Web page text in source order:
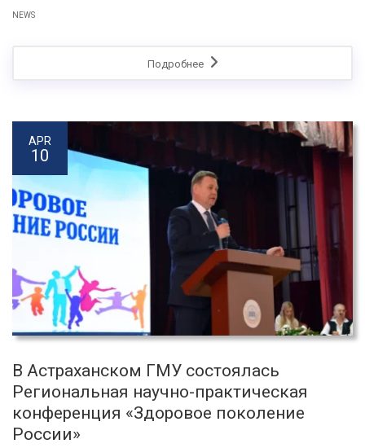
NEWS
Подробнее
APR
10
В Астраханском ГМУ состоялась
Региональная научно-практическая
конференция «Здоровое поколение
России»